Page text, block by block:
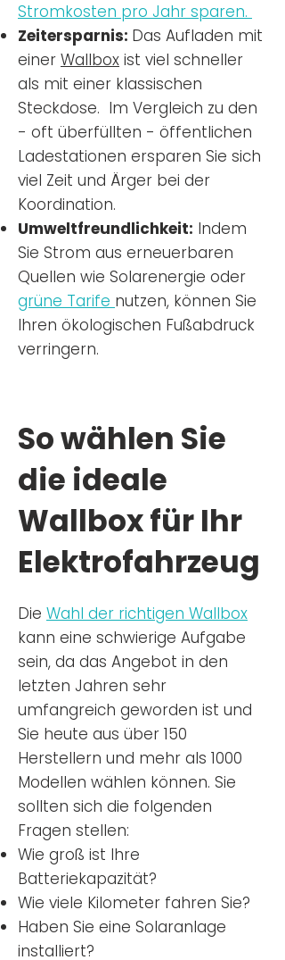
Stromkosten pro Jahr sparen.
Zeitersparnis: Das Aufladen mit
einer Wallbox ist viel schneller
als mit einer klassischen
Steckdose. Im Vergleich zu den
- oft überfüllten - öffentlichen
Ladestationen ersparen Sie sich
viel Zeit und Ärger bei der
Koordination.
Umweltfreundlichkeit: Indem
Sie Strom aus erneuerbaren
Quellen wie Solarenergie oder
grüne Tarife nutzen, können Sie
Ihren ökologischen Fußabdruck
verringern.
So wählen Sie
die ideale
Wallbox für Ihr
Elektrofahrzeug
Die Wahl der richtigen Wallbox
kann eine schwierige Aufgabe
sein, da das Angebot in den
letzten Jahren sehr
umfangreich geworden ist und
Sie heute aus über 150
Herstellern und mehr als 1000
Modellen wählen können. Sie
sollten sich die folgenden
Fragen stellen:
Wie groß ist Ihre
Batteriekapazität?
Wie viele Kilometer fahren Sie?
Haben Sie eine Solaranlage
installiert?